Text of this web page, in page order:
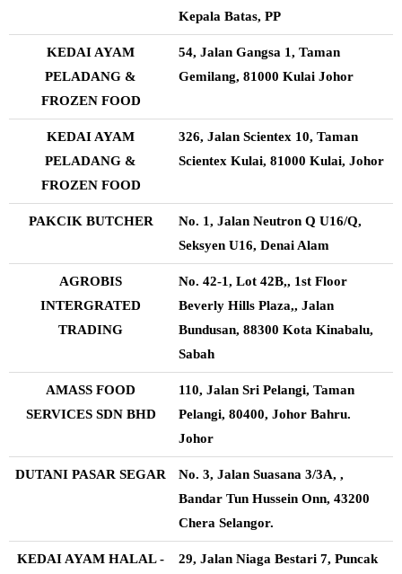
Kepala Batas, PP
KEDAI AYAM
PELADANG &
FROZEN FOOD
54, Jalan Gangsa 1, Taman
Gemilang, 81000 Kulai Johor
KEDAI AYAM
PELADANG &
FROZEN FOOD
326, Jalan Scientex 10, Taman
Scientex Kulai, 81000 Kulai, Johor
PAKCIK BUTCHER
No. 1, Jalan Neutron Q U16/Q,
Seksyen U16, Denai Alam
AGROBIS
INTERGRATED
TRADING
No. 42-1, Lot 42B,, 1st Floor
Beverly Hills Plaza,, Jalan
Bundusan, 88300 Kota Kinabalu,
Sabah
AMASS FOOD
SERVICES SDN BHD
110, Jalan Sri Pelangi, Taman
Pelangi, 80400, Johor Bahru.
Johor
DUTANI PASAR SEGAR
No. 3, Jalan Suasana 3/3A, ,
Bandar Tun Hussein Onn, 43200
Chera Selangor.
KEDAI AYAM HALAL -
29, Jalan Niaga Bestari 7, Puncak